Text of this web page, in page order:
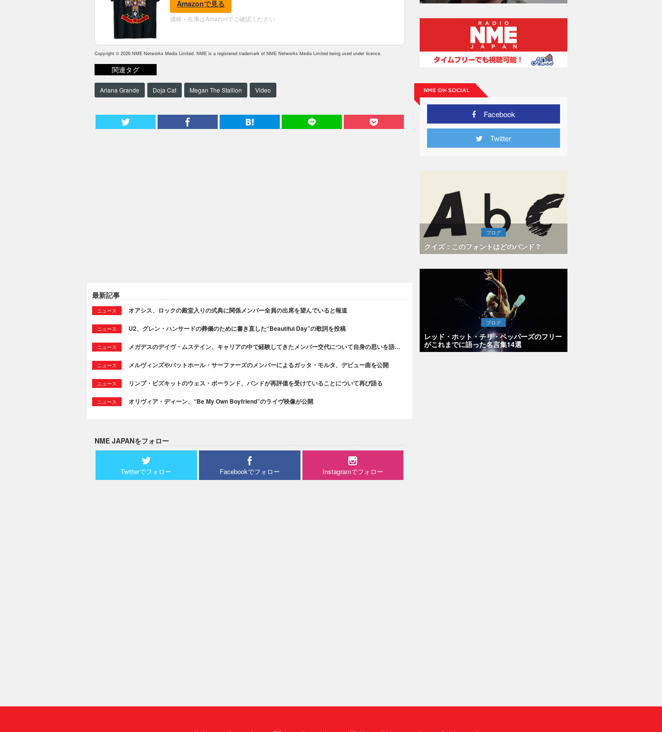
Amazonで見る
価格・在庫はAmazonでご確認ください
Copyright © 2026 NME Networks Media Limited. NME is a registered trademark of NME Networks Media Limited being used under licence.
関連タグ
Ariana Grande Doja Cat Megan The Stallion Video
最新記事
ニュース オアシス、ロックの殿堂入りの式典に関係メンバー全員の出席を望んでいると報道
ニュース U2、グレン・ハンサードの葬儀のために書き直した“Beautiful Day”の歌詞を投稿
ニュース メガデスのデイヴ・ムステイン、キャリアの中で経験してきたメンバー交代について自身の思いを語…
ニュース メルヴィンズやバットホール・サーファーズのメンバーによるガッタ・モルタ、デビュー曲を公開
ニュース リンプ・ビズキットのウェス・ボーランド、バンドが再評価を受けていることについて再び語る
ニュース オリヴィア・ディーン、“Be My Own Boyfriend”のライヴ映像が公開
NME JAPANをフォロー
Twitterでフォロー Facebookでフォロー Instagramでフォロー
Facebook
Twitter
ブログ
クイズ：このフォントはどのバンド？
ブログ
レッド・ホット・チリ・ペッパーズのフリー
がこれまでに語った名言集14選